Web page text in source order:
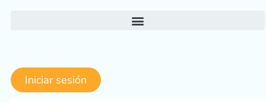
Iniciar sesión